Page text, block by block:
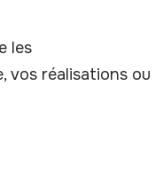
les
vos réalisations ou